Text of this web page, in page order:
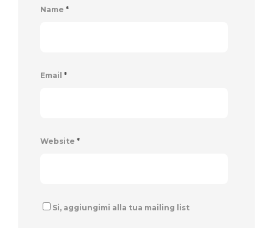
Name *
Email *
Website *
Si, aggiungimi alla tua mailing list